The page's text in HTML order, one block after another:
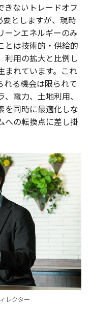
きないトレードオフ
としますが、現時
ーンエネルギーのみ
とは技術的・供給的
利用の拡大と比例し
まれています。これ
れる機会は限られて
電力、土地利用、
を同時に最適化しな
への転換点に差し掛
レクター